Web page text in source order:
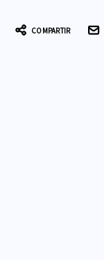
COMPARTIR